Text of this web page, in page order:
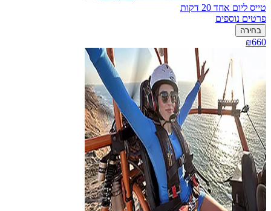
טייס ליום אחד 20 דקות
פרטים נוספים
בחירה
₪660